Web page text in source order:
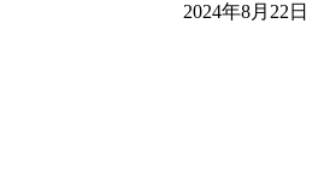
2024年8月22日